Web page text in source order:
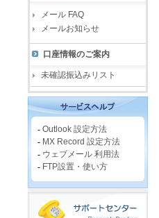
メール FAQ
メールお知らせ
口座情報のご案内
未確認振込みリスト
- Outlook 設定方法
- MX Record 設定方法
- ウェブメール 利用法
- FTP設置・使い方